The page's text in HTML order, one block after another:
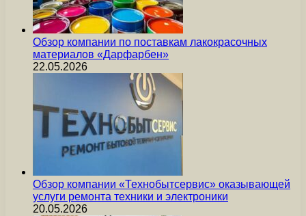
Обзор компании по поставкам лакокрасочных
материалов «Дарфарбен»
22.05.2026
Обзор компании «Технобытсервис» оказывающей
услуги ремонта техники и электроники
20.05.2026